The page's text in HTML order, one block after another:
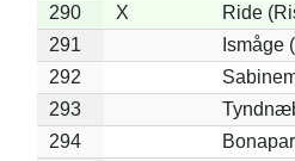
290
X
Ride
291
Ismåge
292
293
294